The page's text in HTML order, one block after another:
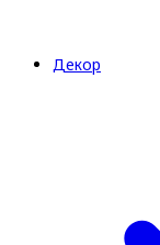
Декор